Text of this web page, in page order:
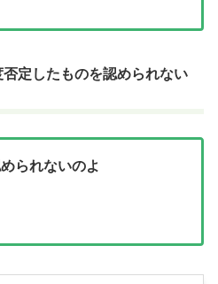
定したものを認められない
られないのよ